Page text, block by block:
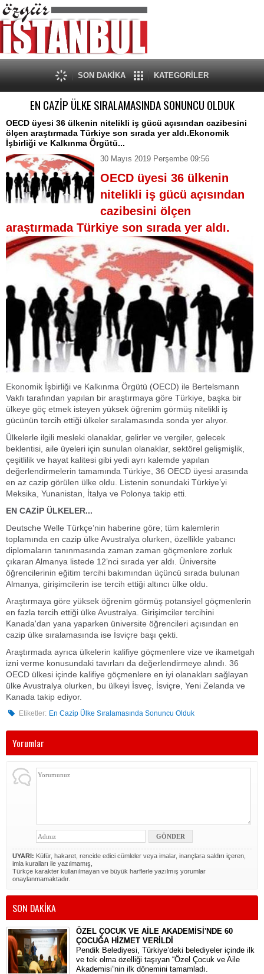
SON DAKİKA KATEGORİLER
EN CAZİP ÜLKE SIRALAMASINDA SONUNCU OLDUK
OECD üyesi 36 ülkenin nitelikli iş gücü açısından cazibesini
ölçen araştırmada Türkiye son sırada yer aldı.Ekonomik
İşbirliği ve Kalkınma Örgütü...
30 Mayıs 2019 Perşembe 09:56
OECD üyesi 36 ülkenin
nitelikli iş gücü açısından
cazibesini ölçen
araştırmada Türkiye son sırada yer aldı.
Ekonomik İşbirliği ve Kalkınma Örgütü (OECD) ile Bertelsmann
Vakfı tarafından yapılan bir araştırmaya göre Türkiye, başka bir
ülkeye göç etmek isteyen yüksek öğrenim görmüş nitelikli iş
gücünün tercih ettiği ülkeler sıralamasında sonda yer alıyor.
Ülkelerle ilgili mesleki olanaklar, gelirler ve vergiler, gelecek
beklentisi, aile üyeleri için sunulan olanaklar, sektörel gelişmişlik,
çeşitlilik ve hayat kalitesi gibi yedi ayrı kalemde yapılan
değerlendirmelerin tamamında Türkiye, 36 OECD üyesi arasında
en az cazip görülen ülke oldu. Listenin sonundaki Türkiye’yi
Meksika, Yunanistan, İtalya ve Polonya takip etti.
EN CAZİP ÜLKELER...
Deutsche Welle Türkçe’nin haberine göre; tüm kalemlerin
toplamında en cazip ülke Avustralya olurken, özellikle yabancı
diplomaların tanınmasında zaman zaman göçmenlere zorluk
çıkaran Almanya listede 12’nci sırada yer aldı. Üniversite
öğrencilerinin eğitim tercihi bakımından üçüncü sırada bulunan
Almanya, girişimcilerin ise tercih ettiği altıncı ülke oldu.
Araştırmaya göre yüksek öğrenim görmüş potansiyel göçmenlerin
en fazla tercih ettiği ülke Avustralya. Girişimciler tercihini
Kanada'dan yana yaparken üniversite öğrencileri açısından en
cazip ülke sıralamasında ise İsviçre başı çekti.
Araştırmada ayrıca ülkelerin kalifiye göçmenlere vize ve ikametgah
izni verme konusundaki tavırları da değerlendirmeye alındı. 36
OECD ülkesi içinde kalifiye göçmenlere en iyi olanakları sağlayan
ülke Avustralya olurken, bu ülkeyi İsveç, İsviçre, Yeni Zelanda ve
Kanada takip ediyor.
Etiketler: En Cazip Ülke Sıralamasında Sonuncu Olduk
Yorumlar
UYARI: Küfür, hakaret, rencide edici cümleler veya imalar, inançlara saldırı içeren,
imla kuralları ile yazılmamış,
Türkçe karakter kullanılmayan ve büyük harflerle yazılmış yorumlar
onaylanmamaktadır.
SON DAKİKA
ÖZEL ÇOCUK VE AİLE AKADEMİSİ'NDE 60
ÇOCUĞA HİZMET VERİLDİ
Pendik Belediyesi, Türkiye’deki belediyeler içinde ilk
ve tek olma özelliği taşıyan “Özel Çocuk ve Aile
Akademisi”nin ilk dönemini tamamladı.